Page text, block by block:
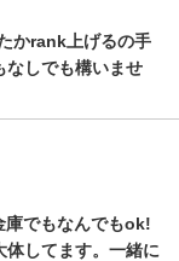
かrank上げるの手
なしでも構いませ
庫でもなんでもok!
体してます。一緒に